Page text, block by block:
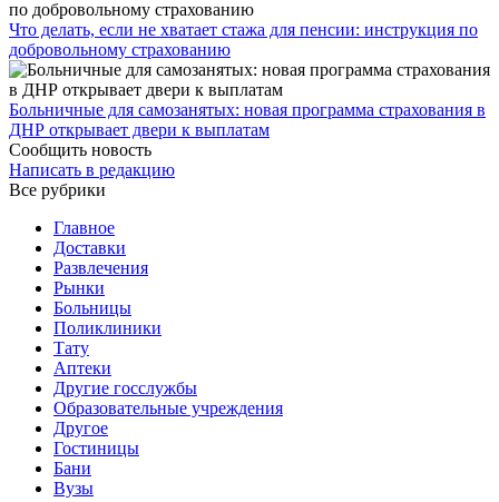
Что делать, если не хватает стажа для пенсии: инструкция по
добровольному страхованию
Больничные для самозанятых: новая программа страхования в
ДНР открывает двери к выплатам
Сообщить новость
Написать в редакцию
Все рубрики
Главное
Доставки
Развлечения
Рынки
Больницы
Поликлиники
Тату
Аптеки
Другие госслужбы
Образовательные учреждения
Другое
Гостиницы
Бани
Вузы